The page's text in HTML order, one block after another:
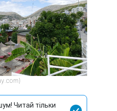
Читай тільки